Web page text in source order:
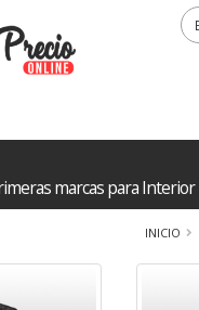
marcas para Interior
INICIO